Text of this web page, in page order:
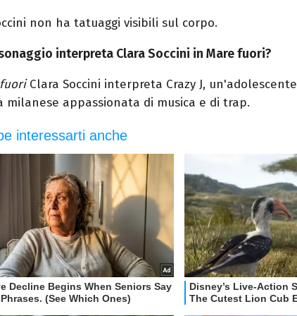
non ha tatuaggi visibili sul corpo.
interpreta Clara Soccini in Mare fuori?
Clara Soccini interpreta Crazy J, un'adolescente
milanese appassionata di musica e di trap.